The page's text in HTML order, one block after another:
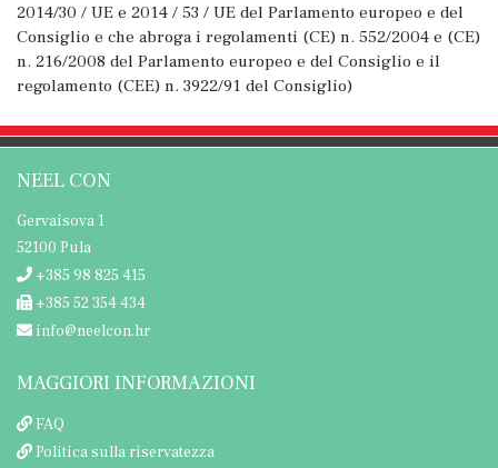
2014/30 / UE e 2014 / 53 / UE del Parlamento europeo e del
Consiglio e che abroga i regolamenti (CE) n. 552/2004 e (CE)
n. 216/2008 del Parlamento europeo e del Consiglio e il
regolamento (CEE) n. 3922/91 del Consiglio)
NEEL CON
Gervaisova 1
52100 Pula
+385 98 825 415
+385 52 354 434
info@neelcon.hr
MAGGIORI INFORMAZIONI
FAQ
Politica sulla riservatezza